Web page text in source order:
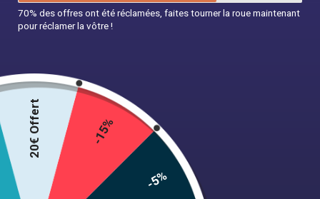
34,99
Taille
70% des offres ont été réclamées, faites tourner la roue maintenant
pour réclamer la vôtre !
20€ Offert -15%
-5%